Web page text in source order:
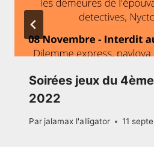
Soirées jeux du
2022
Par jalamax l'alligator 11